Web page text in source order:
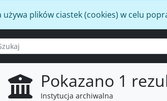
używa plików ciastek (cookies) w celu
wyszukiwania
Pokazano 1
Instytucja archiwalna